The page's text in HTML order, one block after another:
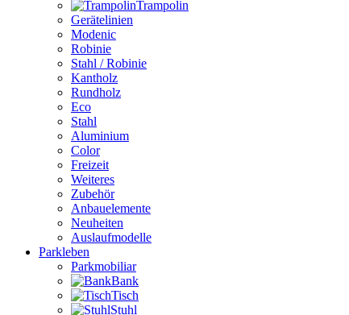
Trampolin
Gerätelinien
Modenic
Robinie
Stahl / Robinie
Kantholz
Rundholz
Eco
Stahl
Aluminium
Color
Freizeit
Weiteres
Zubehör
Anbauelemente
Neuheiten
Auslaufmodelle
Parkleben
Parkmobiliar
Bank
Tisch
Stuhl